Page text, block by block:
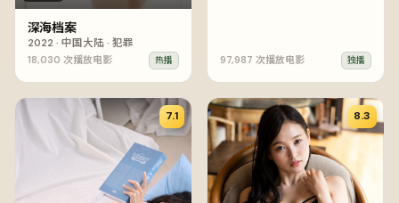
深海档案
2022 · 中国大陆· 犯罪
18,030 次播放电影 热播 97,987 次播放电影 独播
7.1 8.3